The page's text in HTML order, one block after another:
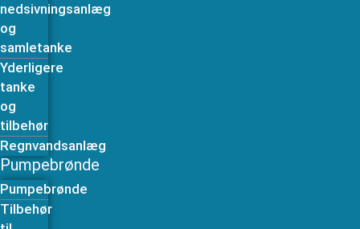
nedsivningsanlæg
og
samletanke
Yderligere
tanke
og
tilbehør
Regnvandsanlæg
Pumpebrønde
Pumpebrønde
Tilbehør